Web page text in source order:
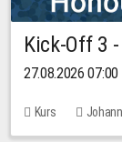
Kick-Off 3
27.08.2026
Kurs
11 Plätze